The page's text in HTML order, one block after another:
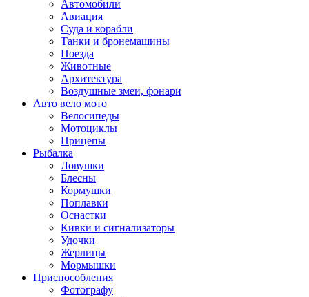
Автомобили
Авиация
Суда и корабли
Танки и бронемашины
Поезда
Животные
Архитектура
Воздушные змеи, фонари
Авто вело мото
Велосипеды
Мотоциклы
Прицепы
Рыбалка
Ловушки
Блесны
Кормушки
Поплавки
Оснастки
Кивки и сигнализаторы
Удочки
Жерлицы
Мормышки
Приспособления
Фотографу